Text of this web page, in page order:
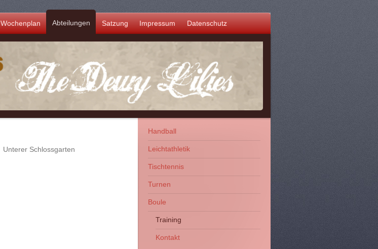
Wochenplan Abteilungen Satzung Impressum Datenschutz
Unterer Schlossgarten
Handball
Leichtathletik
Tischtennis
Turnen
Boule
Training
Kontakt